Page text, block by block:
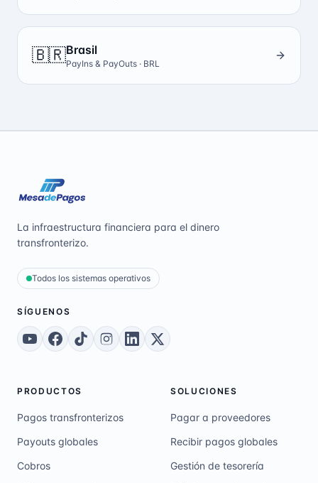
🇧🇷Brasil
PayIns & PayOuts · BRL
La infraestructura financiera para el dinero
transfronterizo.
Todos los sistemas operativos
SÍGUENOS
PRODUCTOS
Pagos transfronterizos
Payouts globales
Cobros
SOLUCIONES
Pagar a proveedores
Recibir pagos globales
Gestión de tesorería